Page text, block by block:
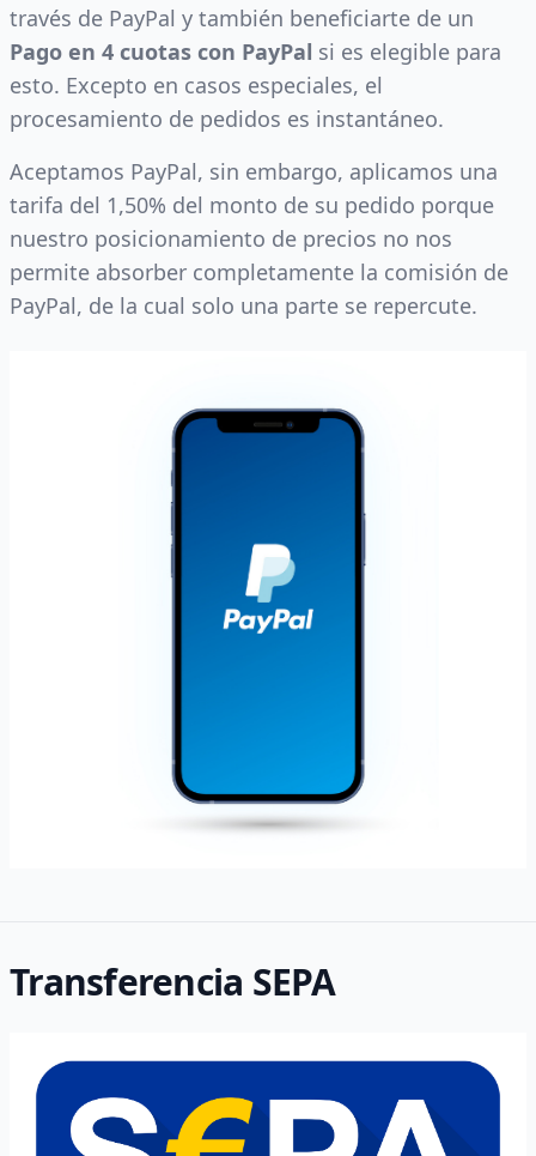
través de PayPal y también beneficiarte de un
Pago en 4 cuotas con PayPal si es elegible para
esto. Excepto en casos especiales, el
procesamiento de pedidos es instantáneo.
Aceptamos PayPal, sin embargo, aplicamos una
tarifa del 1,50% del monto de su pedido porque
nuestro posicionamiento de precios no nos
permite absorber completamente la comisión de
PayPal, de la cual solo una parte se repercute.
Transferencia SEPA